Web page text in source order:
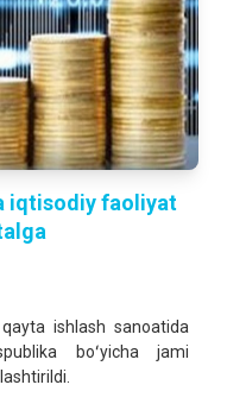
iqtisodiy faoliyat
ishlash sanoatida
boʻyicha jami